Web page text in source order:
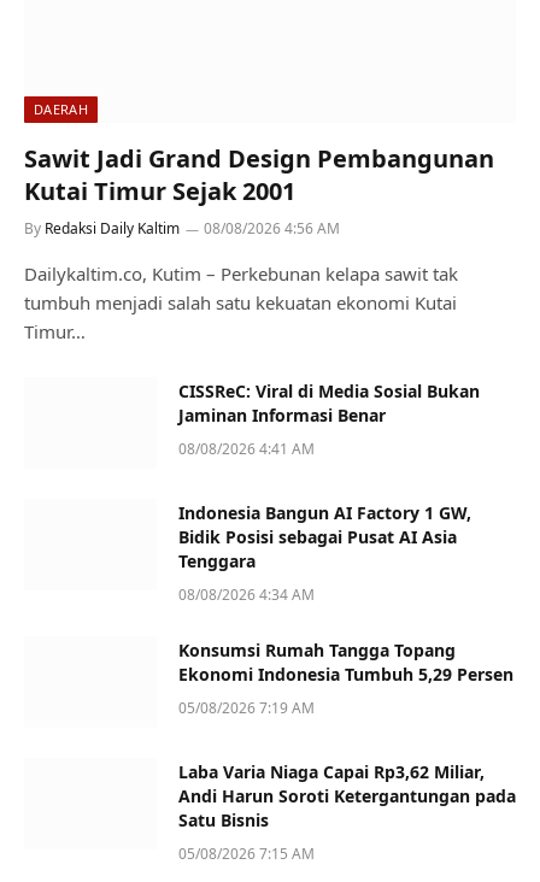
DAERAH
Sawit Jadi Grand Design Pembangunan
Kutai Timur Sejak 2001
By Redaksi Daily Kaltim 08/08/2026 4:56 AM
Dailykaltim.co, Kutim – Perkebunan kelapa sawit tak
tumbuh menjadi salah satu kekuatan ekonomi Kutai
Timur…
CISSReC: Viral di Media Sosial Bukan
Jaminan Informasi Benar
08/08/2026 4:41 AM
Indonesia Bangun AI Factory 1 GW,
Bidik Posisi sebagai Pusat AI Asia
Tenggara
08/08/2026 4:34 AM
Konsumsi Rumah Tangga Topang
Ekonomi Indonesia Tumbuh 5,29 Persen
05/08/2026 7:19 AM
Laba Varia Niaga Capai Rp3,62 Miliar,
Andi Harun Soroti Ketergantungan pada
Satu Bisnis
05/08/2026 7:15 AM